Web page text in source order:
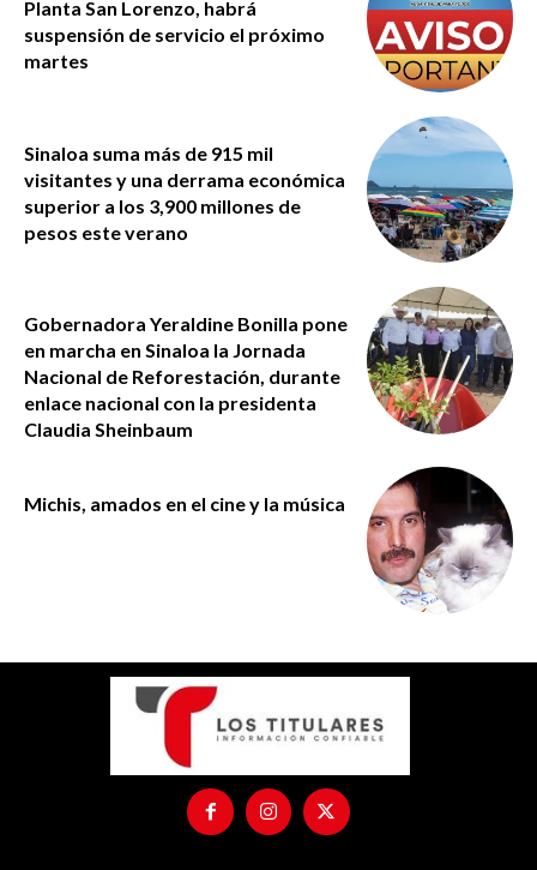
Planta San Lorenzo, habrá
suspensión de servicio el próximo
martes
Sinaloa suma más de 915 mil
visitantes y una derrama económica
superior a los 3,900 millones de
pesos este verano
Gobernadora Yeraldine Bonilla pone
en marcha en Sinaloa la Jornada
Nacional de Reforestación, durante
enlace nacional con la presidenta
Claudia Sheinbaum
Michis, amados en el cine y la música